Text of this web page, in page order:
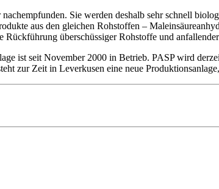
Sie werden deshalb sehr schnell
aus den gleichen Rohstoffen –
überschüssiger Rohstoffe und
ist seit November 2000 in Betrieb. PASP wird
zur Zeit in Leverkusen eine neue